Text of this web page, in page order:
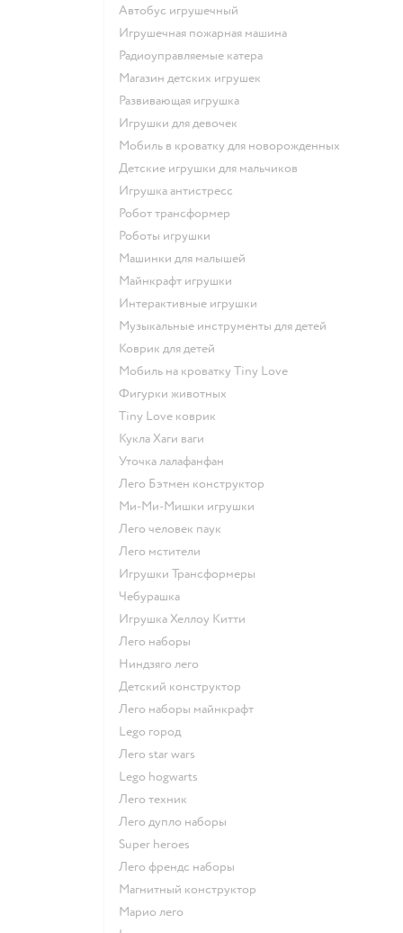
Автобус игрушечный
Игрушечная пожарная машина
Радиоуправляемые катера
Магазин детских игрушек
Развивающая игрушка
Игрушки для девочек
Мобиль в кроватку для новорожденных
Детские игрушки для мальчиков
Игрушка антистресс
Робот трансформер
Роботы игрушки
Машинки для малышей
Майнкрафт игрушки
Интерактивные игрушки
Музыкальные инструменты для детей
Коврик для детей
Мобиль на кроватку Tiny Love
Фигурки животных
Tiny Love коврик
Кукла Хаги ваги
Уточка лалафанфан
Лего Бэтмен конструктор
Ми-Ми-Мишки игрушки
Лего человек паук
Лего мстители
Игрушки Трансформеры
Чебурашка
Игрушка Хеллоу Китти
Лего наборы
Ниндзяго лего
Детский конструктор
Лего наборы майнкрафт
Lego город
Лего star wars
Lego hogwarts
Лего техник
Лего дупло наборы
Super heroes
Лего френдс наборы
Магнитный конструктор
Марио лего